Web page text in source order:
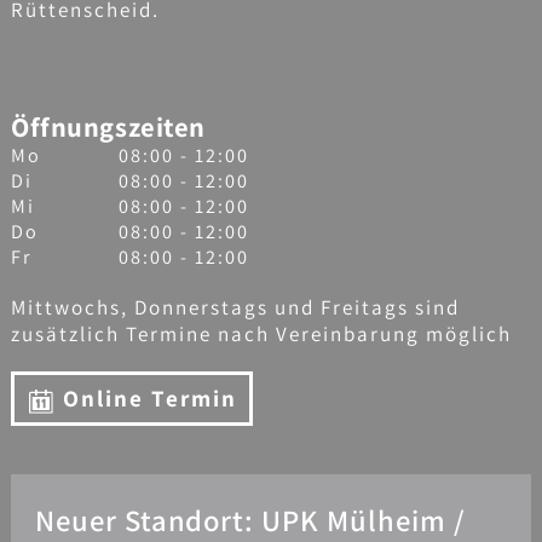
Rüttenscheid.
Öffnungszeiten
Mo
08:00 - 12:00
Di
08:00 - 12:00
Mi
08:00 - 12:00
Do
08:00 - 12:00
Fr
08:00 - 12:00
Mittwochs, Donnerstags und Freitags sind
zusätzlich Termine nach Vereinbarung möglich
Online Termin
Neuer Standort: UPK Mülheim /